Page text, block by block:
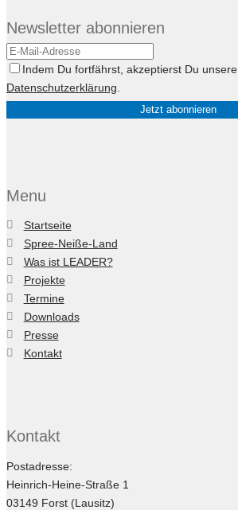
Newsletter abonnieren
Indem Du fortfährst, akzeptierst Du unsere
Datenschutzerklärung
Menu
Startseite
Spree-Neiße-Land
Was ist LEADER?
Projekte
Termine
Downloads
Presse
Kontakt
Kontakt
Postadresse:
Heinrich-Heine-Straße 1
03149 Forst (Lausitz)